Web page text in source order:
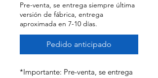
Pre-venta, se entrega siempre última
versión de fábrica, entrega
aproximada en 7-10 días.
Pedido anticipado
*Importante: Pre-venta, se entrega